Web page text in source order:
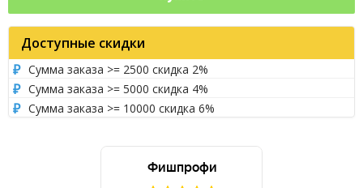
Доступные скидки
Сумма заказа >= 2500 скидка 2%
Сумма заказа >= 5000 скидка 4%
Сумма заказа >= 10000 скидка 6%